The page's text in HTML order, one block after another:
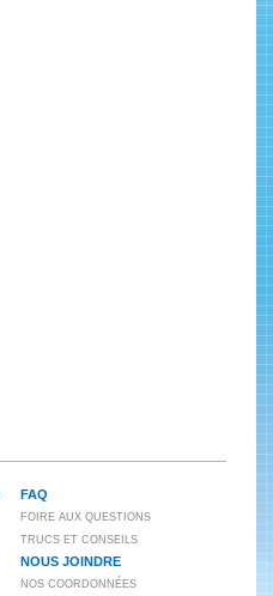
FAQ
FOIRE AUX QUESTIONS
TRUCS ET CONSEILS
NOUS JOINDRE
NOS COORDONNÉES